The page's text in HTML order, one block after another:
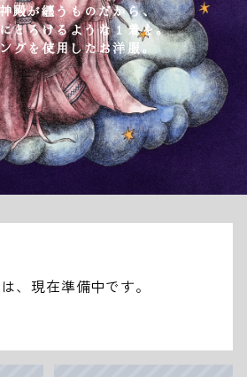
殿が纏うものだから、
とろけるような１着を。
グを使用したお洋服。
、現在準備中です。